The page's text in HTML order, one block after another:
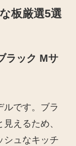
板厳選5選
ラック Mサ
ルです。ブラ
えるため、
シュなキッチ